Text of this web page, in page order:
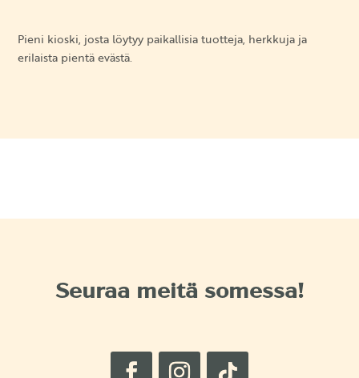
Pieni kioski, josta löytyy paikallisia tuotteja, herkkuja ja
erilaista pientä evästä.
Seuraa meitä somessa!